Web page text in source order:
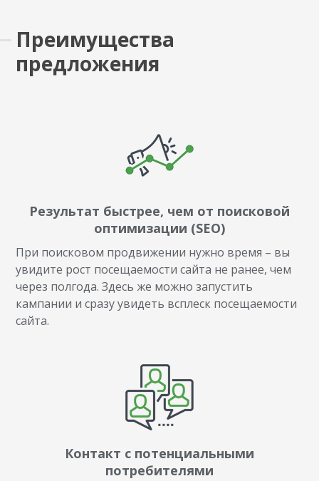
Преимущества
предложения
Результат быстрее, чем от поисковой
оптимизации (SEO)
При поисковом продвижении нужно время – вы
увидите рост посещаемости сайта не ранее, чем
через полгода. Здесь же можно запустить
кампании и сразу увидеть всплеск посещаемости
сайта.
Контакт с потенциальными
потребителями